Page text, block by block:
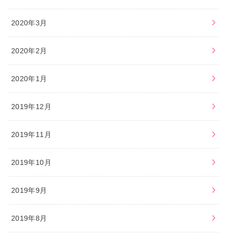
2020年3月
2020年2月
2020年1月
2019年12月
2019年11月
2019年10月
2019年9月
2019年8月